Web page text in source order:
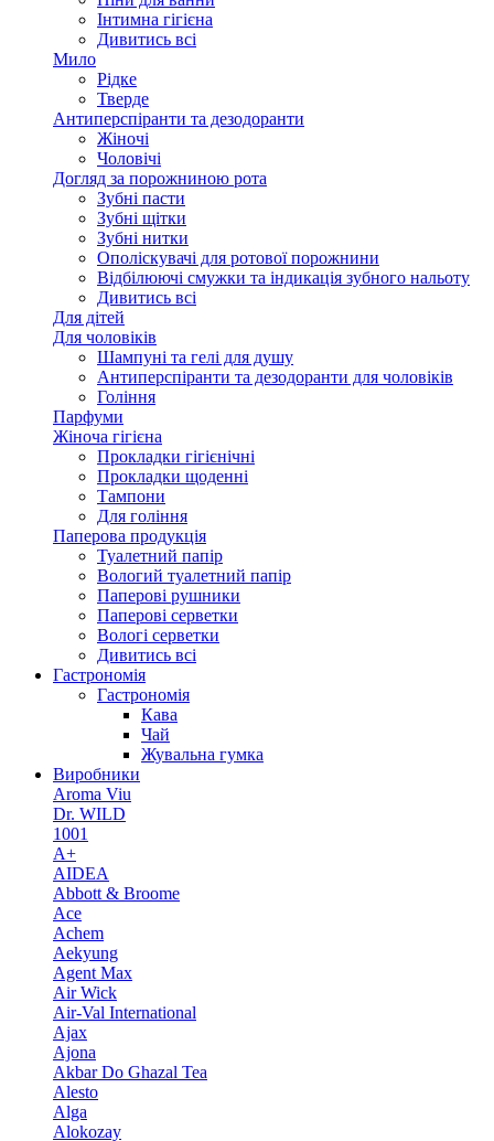
Інтимна гігієна
Дивитись всі
Мило
Рідке
Тверде
Антиперспіранти та дезодоранти
Жіночі
Чоловічі
Догляд за порожниною рота
Зубні пасти
Зубні щітки
Зубні нитки
Ополіскувачі для ротової порожнини
Відбілюючі смужки та індикація зубного нальоту
Дивитись всі
Для дітей
Для чоловіків
Шампуні та гелі для душу
Антиперспіранти та дезодоранти для чоловіків
Гоління
Парфуми
Жіноча гігієна
Прокладки гігієнічні
Прокладки щоденні
Тампони
Для гоління
Паперова продукція
Туалетний папір
Вологий туалетний папір
Паперові рушники
Паперові серветки
Вологі серветки
Дивитись всі
Гастрономія
Гастрономія
Кава
Чай
Жувальна гумка
Виробники
Aroma Viu
Dr. WILD
1001
A+
AIDEA
Abbott & Broome
Ace
Achem
Aekyung
Agent Max
Air Wick
Air-Val International
Ajax
Ajona
Akbar Do Ghazal Tea
Alesto
Alga
Alokozay